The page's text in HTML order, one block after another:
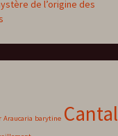
de l’origine des
Araucaria barytine Cantal